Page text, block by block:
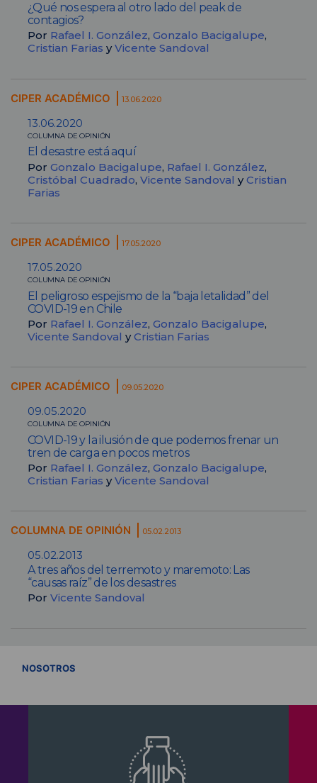
¿Qué nos espera al otro lado del peak de
contagios?
Por Rafael I. González, Gonzalo Bacigalupe,
Cristian Farias yVicente Sandoval
CIPER ACADÉMICO 13.06.2020
13.06.2020
COLUMNA DE OPINIÓN
El desastre está aquí
Por Gonzalo Bacigalupe, Rafael I. González,
Cristóbal Cuadrado, Vicente Sandoval yCristian
Farias
CIPER ACADÉMICO 17.05.2020
17.05.2020
COLUMNA DE OPINIÓN
El peligroso espejismo de la “baja letalidad” del
COVID-19 en Chile
Por Rafael I. González, Gonzalo Bacigalupe,
Vicente Sandoval yCristian Farias
CIPER ACADÉMICO 09.05.2020
09.05.2020
COLUMNA DE OPINIÓN
COVID-19 y la ilusión de que podemos frenar un
tren de carga en pocos metros
Por Rafael I. González, Gonzalo Bacigalupe,
Cristian Farias yVicente Sandoval
COLUMNA DE OPINIÓN 05.02.2013
05.02.2013
A tres años del terremoto y maremoto: Las
“causas raíz” de los desastres
Por Vicente Sandoval
NOSOTROS